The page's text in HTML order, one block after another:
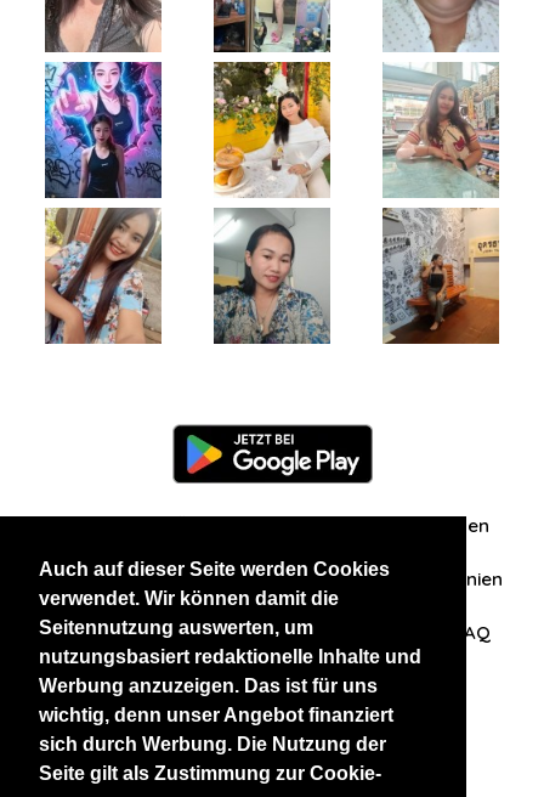
Auch auf dieser Seite werden Cookies
verwendet. Wir können damit die
Seitennutzung auswerten, um
nutzungsbasiert redaktionelle Inhalte und
Werbung anzuzeigen. Das ist für uns
wichtig, denn unser Angebot finanziert
sich durch Werbung. Die Nutzung der
Seite gilt als Zustimmung zur Cookie-
Zuschriften/Erfahrungen
Datenschutzerklärung AGB Datenschutzrichtlinien
Nehmen Sie Kontakt mit uns auf FAQ
Unsere anderen Websites
BlackAndBeauties RussianKisses